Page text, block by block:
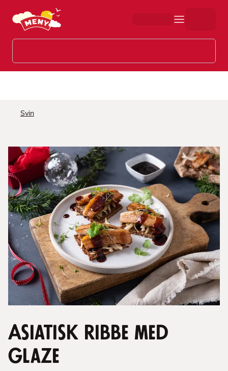
Hopp til hovedinnhold
Svin
Asiatisk ribbe med
glaze